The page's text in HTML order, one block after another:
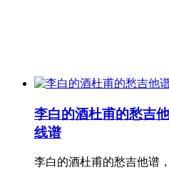
李白的酒杜甫的愁吉
线谱
李白的酒杜甫的愁吉他谱